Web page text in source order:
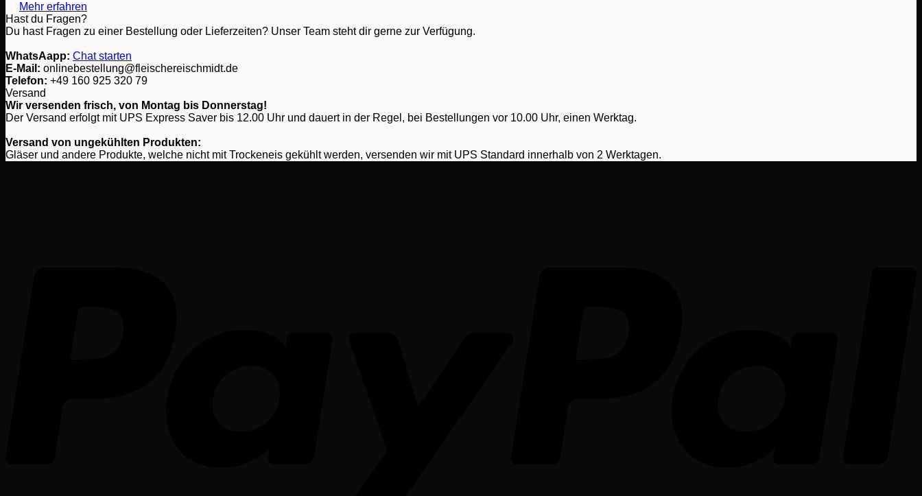
Mehr erfahren
Hast du Fragen?
Du hast Fragen zu einer Bestellung oder Lieferzeiten? Unser Team steht dir gerne zur Verfügung.
WhatsAapp: Chat starten
E-Mail: onlinebestellung@fleischereischmidt.de
Telefon: ‎+49 160 925 320 79
Versand
Wir versenden frisch, von Montag bis Donnerstag!
Der Versand erfolgt mit UPS Express Saver bis 12.00 Uhr und dauert in der Regel, bei Bestellungen vor 10.00 Uhr, einen Werktag.
Versand von ungekühlten Produkten:
Gläser und andere Produkte, welche nicht mit Trockeneis gekühlt werden, versenden wir mit UPS Standard innerhalb von 2 Werktagen.